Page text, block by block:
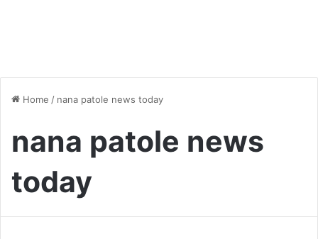
Home / nana patole news today
nana patole news
today